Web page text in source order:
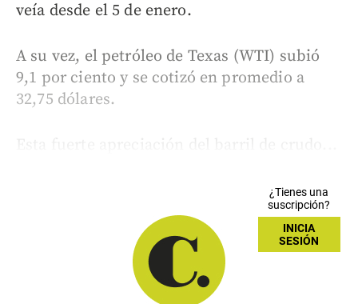
veía desde el 5 de enero.
A su vez, el petróleo de Texas (WTI) subió
9,1 por ciento y se cotizó en promedio a
32,75 dólares.
Esta fuerte apreciación del barril de crudo...
¿Tienes una
suscripción?
INICIA
SESIÓN